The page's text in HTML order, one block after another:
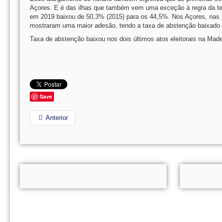
Açores. E é das ilhas que também vem uma exceção à regra da
em 2019 baixou de 50,3% (2015) para os 44,5%. Nos Açores,
mostraram uma maior adesão, tendo a taxa de abstenção
Taxa de abstenção baixou nos dois últimos atos eleitorais na
Save
Anterior